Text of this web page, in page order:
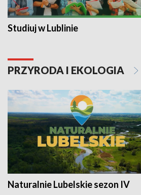
Studiuj w Lublinie
PRZYRODA I EKOLOGIA
Naturalnie Lubelskie sezon IV